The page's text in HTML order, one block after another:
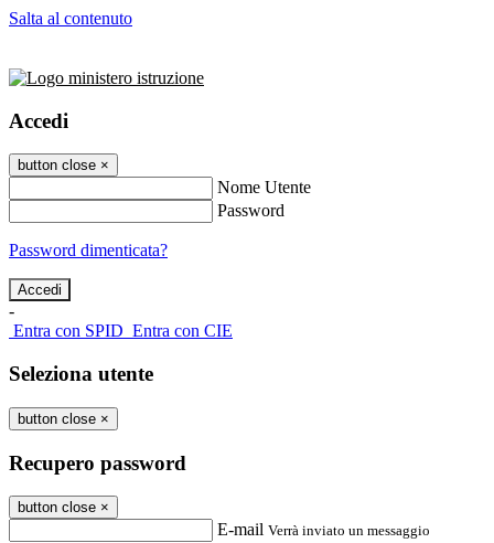
Salta al contenuto
Accedi
button close ×
Nome Utente
Password
Password dimenticata?
-
Entra con SPID Entra con CIE
Seleziona utente
button close ×
Recupero password
button close ×
E-mail Verrà inviato un messaggio